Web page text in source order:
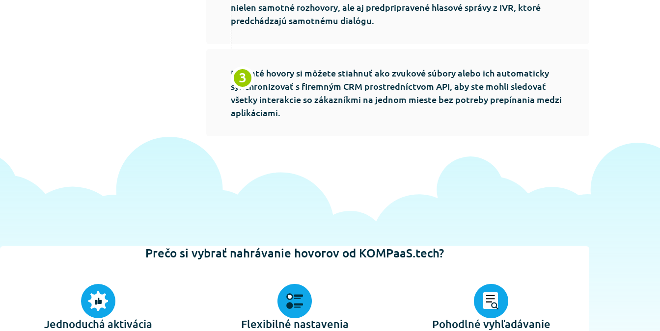
nielen samotné rozhovory, ale aj predpripravené hlasové správy z IVR, ktoré
predchádzajú samotnému dialógu.
Nahraté hovory si môžete stiahnuť ako zvukové súbory alebo ich automaticky
synchronizovať s firemným CRM prostredníctvom API, aby ste mohli sledovať
všetky interakcie so zákazníkmi na jednom mieste bez potreby prepínania medzi
aplikáciami.
Prečo si vybrať nahrávanie hovorov od KOMPaaS.tech?
Jednoduchá aktivácia Flexibilné nastavenia Pohodlné vyhľadávanie